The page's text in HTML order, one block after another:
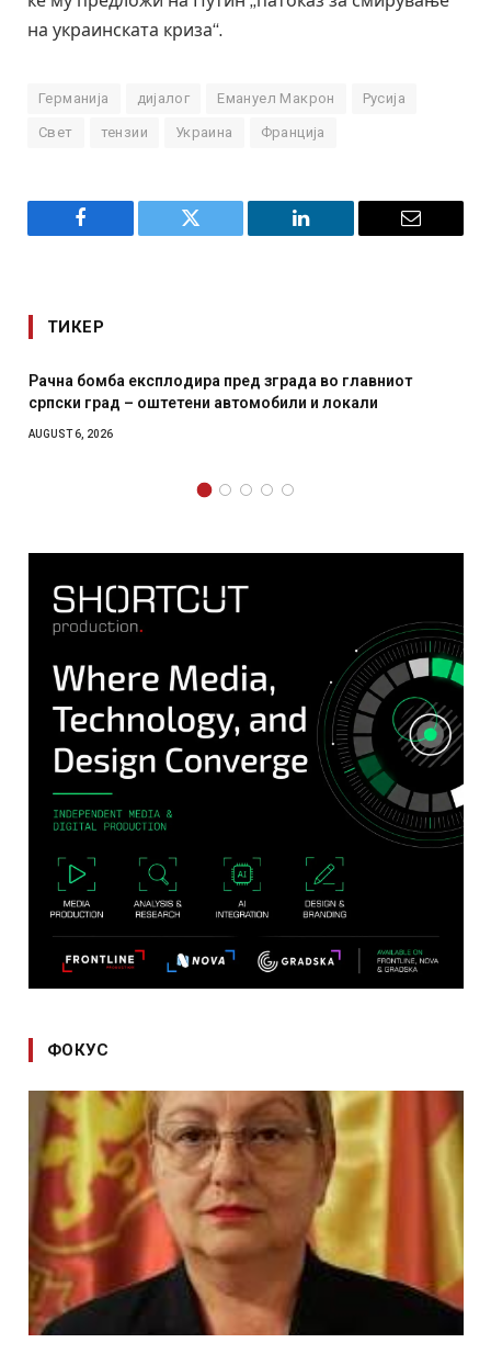
на украинската криза“.
Германија дијалог Емануел Макрон Русија
Свет тензии Украина Франција
Facebook Twitter LinkedIn Email
ТИКЕР
пред зграда во главниот
автомобили и локали
И Данска се
месечна воена
ФОКУС